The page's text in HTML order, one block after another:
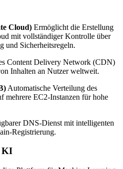
Cloud) Ermöglicht die Erstellung
mit vollständiger Kontrolle über
und Sicherheitsregeln.
Content Delivery Network (CDN)
Inhalten an Nutzer weltweit.
Automatische Verteilung des
mehrere EC2-Instanzen für hohe
DNS-Dienst mit intelligenten
Registrierung.
KI